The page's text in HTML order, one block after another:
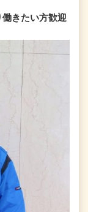
きたい方歓迎